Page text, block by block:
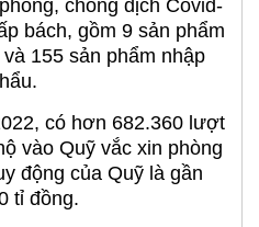
chống dịch Covid-
bách, gồm 9 sản phẩm
155 sản phẩm nhập
có hơn 682.360 lượt
vào Quỹ vắc xin phòng
động của Quỹ là gần
tỉ đồng.